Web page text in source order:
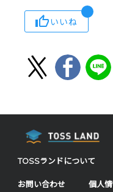
いいね
TOSSランドについて
お問い合わせ 個人